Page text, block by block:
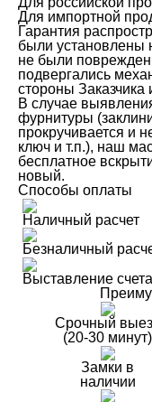
Для импортной
Гарантия
были установлены
не были
подвергались
стороны Заказчика
В случае
фурнитуры
прокручивается и
ключ и т.п.), наш
бесплатное
новый.
Способы оплаты
Наличный расчет
Безналичный
Выставление счета
Срочный
(20-30 минут)
Замки в
наличии